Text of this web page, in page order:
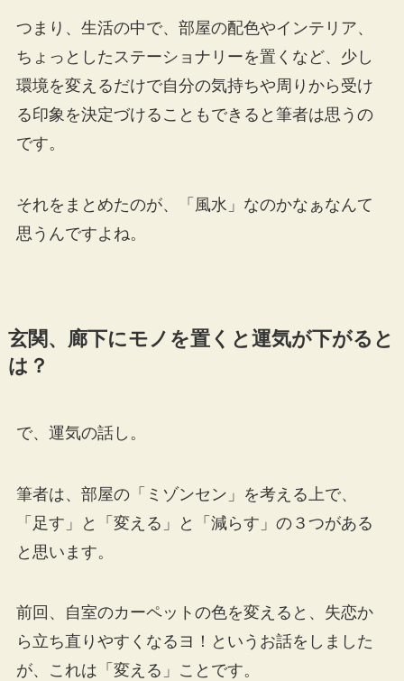
つまり、生活の中で、部屋の配色やインテリア、
ちょっとしたステーショナリーを置くなど、少し
環境を変えるだけで自分の気持ちや周りから受け
る印象を決定づけることもできると筆者は思うの
です。
それをまとめたのが、「風水」なのかなぁなんて
思うんですよね。
玄関、廊下にモノを置くと運気が下がると
は？
で、運気の話し。
筆者は、部屋の「ミゾンセン」を考える上で、
「足す」と「変える」と「減らす」の３つがある
と思います。
前回、自室のカーペットの色を変えると、失恋か
ら立ち直りやすくなるヨ！というお話をしました
が、これは「変える」ことです。